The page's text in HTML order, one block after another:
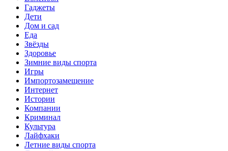
Гаджеты
Дети
Дом и сад
Еда
Звёзды
Здоровье
Зимние виды спорта
Игры
Импортозамещение
Интернет
Истории
Компании
Криминал
Культура
Лайфхаки
Летние виды спорта